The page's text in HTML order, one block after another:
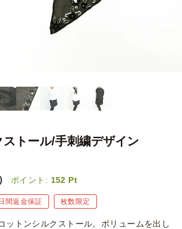
ストール/手刺繍デザイン
ポイント: 152 Pt
間返金保証 枚数限定
ットンシルクストール。ボリュームを出し